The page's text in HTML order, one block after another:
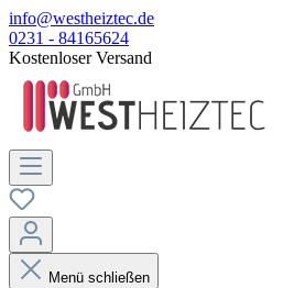
info@westheiztec.de
0231 - 84165624
Kostenloser Versand
Menü schließen